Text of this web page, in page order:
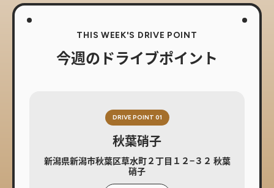
THIS WEEK'S DRIVE POINT
今週のドライブポイント
DRIVE POINT 01
秋葉硝子
新潟県新潟市秋葉区草水町２丁目１２−３２ 秋葉
硝子